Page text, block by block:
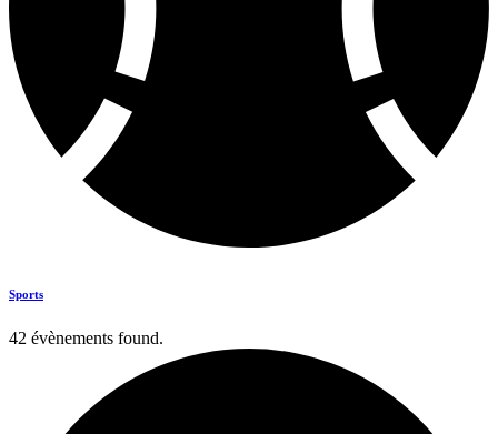
Sports
42 évènements found.